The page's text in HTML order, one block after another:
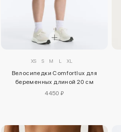
XS S M L XL
Велосипедки Comfortlux для
беременных длиной 20 см
4450 ₽